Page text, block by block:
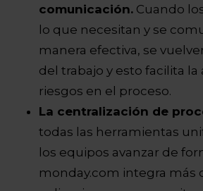
comunicación. Cuando
lo que necesitan y se
manera efectiva, se
del trabajo y esto facilita
riesgos en el proceso.
La centralización de
todas las herramientas
los equipos avanzar de
monday.com integra más